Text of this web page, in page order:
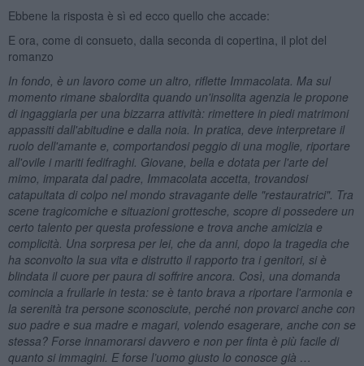
Ebbene la risposta è sì ed ecco quello che accade:
E ora, come di consueto, dalla seconda di copertina, il plot del
romanzo
In fondo, è un lavoro come un altro, riflette Immacolata. Ma sul
momento rimane sbalordita quando un'insolita agenzia le propone
di ingaggiarla per una bizzarra attività: rimettere in piedi matrimoni
appassiti dall'abitudine e dalla noia. In pratica, deve interpretare il
ruolo dell'amante e, comportandosi peggio di una moglie, riportare
all'ovile i mariti fedifraghi. Giovane, bella e dotata per l'arte del
mimo, imparata dal padre, Immacolata accetta, trovandosi
catapultata di colpo nel mondo stravagante delle "restauratrici". Tra
scene tragicomiche e situazioni grottesche, scopre di possedere un
certo talento per questa professione e trova anche amicizia e
complicità. Una sorpresa per lei, che da anni, dopo la tragedia che
ha sconvolto la sua vita e distrutto il rapporto tra i genitori, si è
blindata il cuore per paura di soffrire ancora. Così, una domanda
comincia a frullarle in testa: se è tanto brava a riportare l'armonia e
la serenità tra persone sconosciute, perché non provarci anche con
suo padre e sua madre e magari, volendo esagerare, anche con se
stessa? Forse innamorarsi davvero e non per finta è più facile di
quanto si immagini. E forse l’uomo giusto lo conosce già …